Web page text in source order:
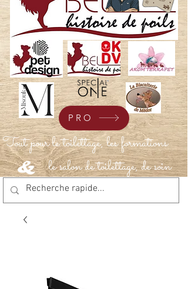
Tout pour le toilettage, les formations
le salon de toilettage, de soin
&
PRO